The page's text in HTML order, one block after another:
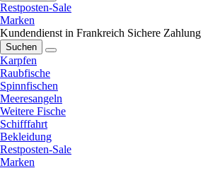
Restposten-Sale
Marken
Kundendienst in Frankreich Sichere Zahlung
Suchen
Karpfen
Raubfische
Spinnfischen
Meeresangeln
Weitere Fische
Schifffahrt
Bekleidung
Restposten-Sale
Marken